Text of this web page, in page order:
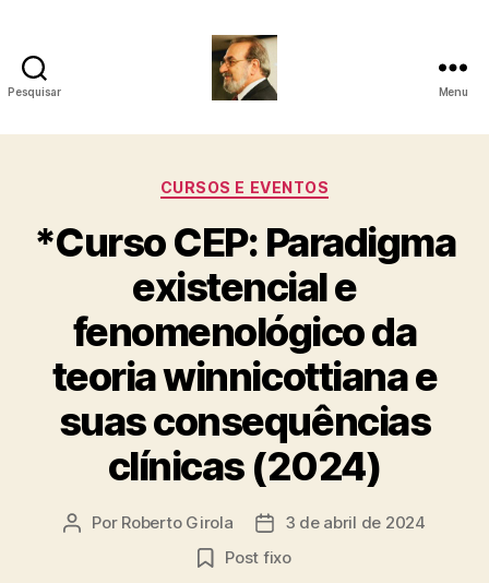
Pesquisar
-
Psicanalista
e
Terapeuta
Familiar
Menu
Categorias
CURSOS E EVENTOS
*Curso CEP: Paradigma
existencial e
fenomenológico da
teoria winnicottiana e
suas consequências
clínicas (2024)
Autor
Por Roberto Girola
Data
de
3 de abril de 2024
Post fixo